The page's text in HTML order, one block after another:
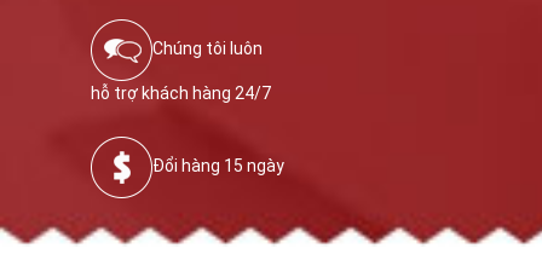
Chúng tôi luôn
hỗ trợ khách hàng 24/7
Đổi hàng 15 ngày